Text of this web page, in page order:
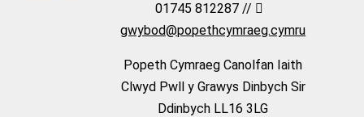
01745 812287 //
gwybod@popethcymraeg.cymru
Popeth Cymraeg Canolfan Iaith
Clwyd Pwll y Grawys Dinbych Sir
Ddinbych LL16 3LG